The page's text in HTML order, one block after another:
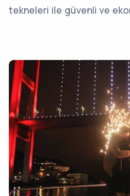
tekneleri ile güvenli ve